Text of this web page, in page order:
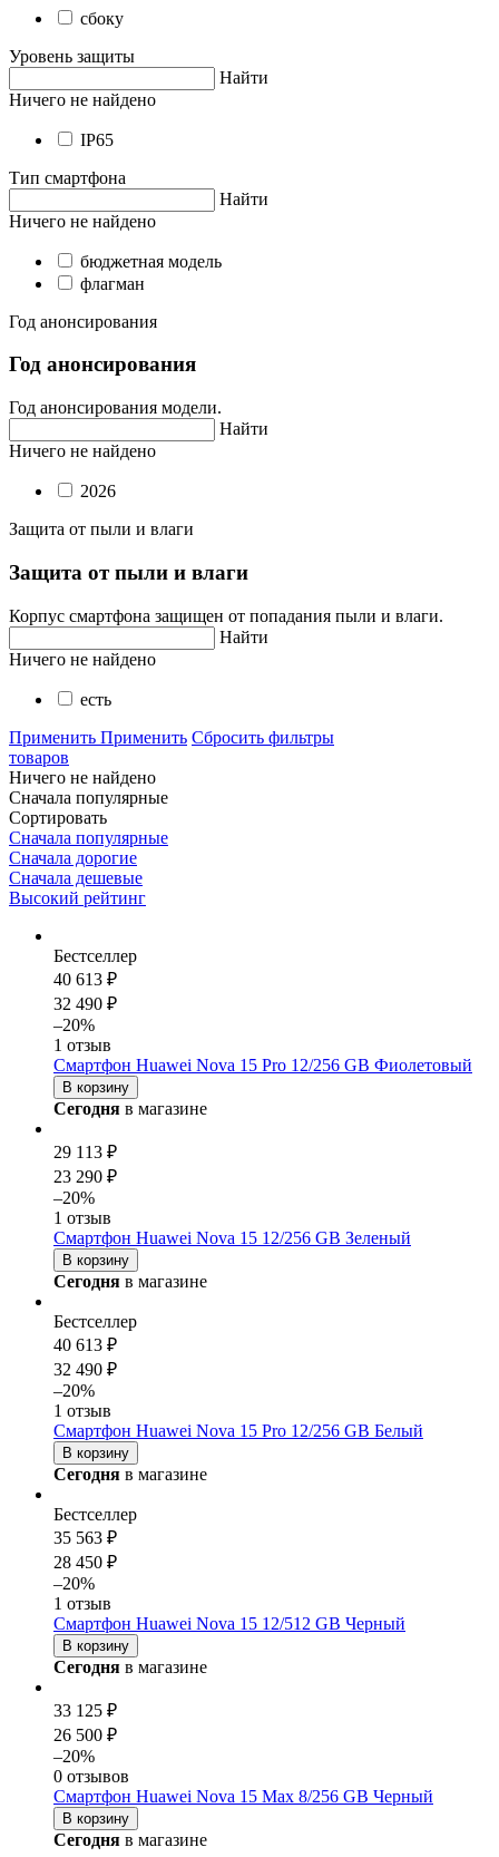
сбоку
Уровень защиты
Найти
Ничего не найдено
IP65
Тип смартфона
Найти
Ничего не найдено
бюджетная модель
флагман
Год анонсирования
Год анонсирования
Год анонсирования модели.
Найти
Ничего не найдено
2026
Защита от пыли и влаги
Защита от пыли и влаги
Корпус смартфона защищен от попадания пыли и влаги.
Найти
Ничего не найдено
есть
Применить Применить Сбросить фильтры
товаров
Ничего не найдено
Сначала популярные
Сортировать
Сначала популярные
Сначала дорогие
Сначала дешевые
Высокий рейтинг
Бестселлер
40 613 ₽
32 490 ₽
–20%
1 отзыв
Смартфон Huawei Nova 15 Pro 12/256 GB Фиолетовый
В корзину
Сегодня в магазине
29 113 ₽
23 290 ₽
–20%
1 отзыв
Смартфон Huawei Nova 15 12/256 GB Зеленый
В корзину
Сегодня в магазине
Бестселлер
40 613 ₽
32 490 ₽
–20%
1 отзыв
Смартфон Huawei Nova 15 Pro 12/256 GB Белый
В корзину
Сегодня в магазине
Бестселлер
35 563 ₽
28 450 ₽
–20%
1 отзыв
Смартфон Huawei Nova 15 12/512 GB Черный
В корзину
Сегодня в магазине
33 125 ₽
26 500 ₽
–20%
0 отзывов
Смартфон Huawei Nova 15 Max 8/256 GB Черный
В корзину
Сегодня в магазине